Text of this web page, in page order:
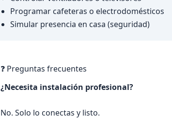
Programar cafeteras o electrodomésticos
Simular presencia en casa (seguridad)
❓ Preguntas frecuentes
¿Necesita instalación profesional?
No. Solo lo conectas y listo.